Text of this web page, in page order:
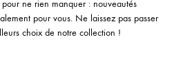
ne rien manquer : nouveautés
pour vous. Ne laissez pas passer
choix de notre collection !